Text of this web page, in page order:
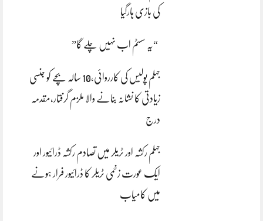
کی بازی ہارگیا
“یہ سسٹم اب نہیں چلے گا”
جہلم پولیس کی کارروائی،10 سالہ بچے کو جنسی
زیادتی کا نشانہ بنانے والا ملزم گرفتار،مقدمہ
درج
جہلم رکشہ اور ٹریلر میں تصادم رکشہ ڈرائیور اور
ایک عورت زخمی ٹریلر کا ڈرائیور فرار ہونے
میں کامیاب